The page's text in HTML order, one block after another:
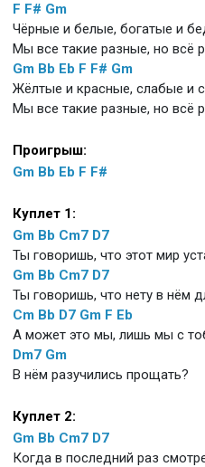
F F# Gm
Чёрные и белые, богатые и
Мы все такие разные, но всё
Gm Bb Eb F F# Gm
Жёлтые и красные, слабые и
Мы все такие разные, но всё
Проигрыш:
Gm Bb Eb F F#
Куплет 1:
Gm Bb Cm7 D7
Ты говоришь, что этот мир
Gm Bb Cm7 D7
Ты говоришь, что нету в нём
Cm Bb D7 Gm F Eb
А может это мы, лишь мы с
Dm7 Gm
В нём разучились прощать?
Куплет 2:
Gm Bb Cm7 D7
Когда в последний раз